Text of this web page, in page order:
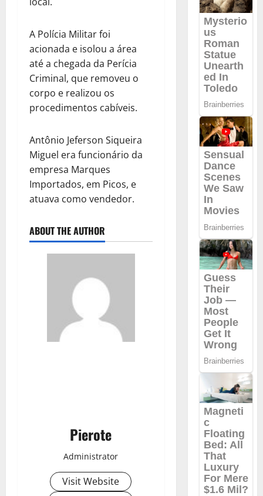
A Polícia Militar foi
acionada e isolou a área
até a chegada da Perícia
Criminal, que removeu o
corpo e realizou os
procedimentos cabíveis.
Antônio Jeferson Siqueira
Miguel era funcionário da
empresa Marques
Importados, em Picos, e
atuava como vendedor.
ABOUT THE AUTHOR
Pierote
Administrator
Visit Website